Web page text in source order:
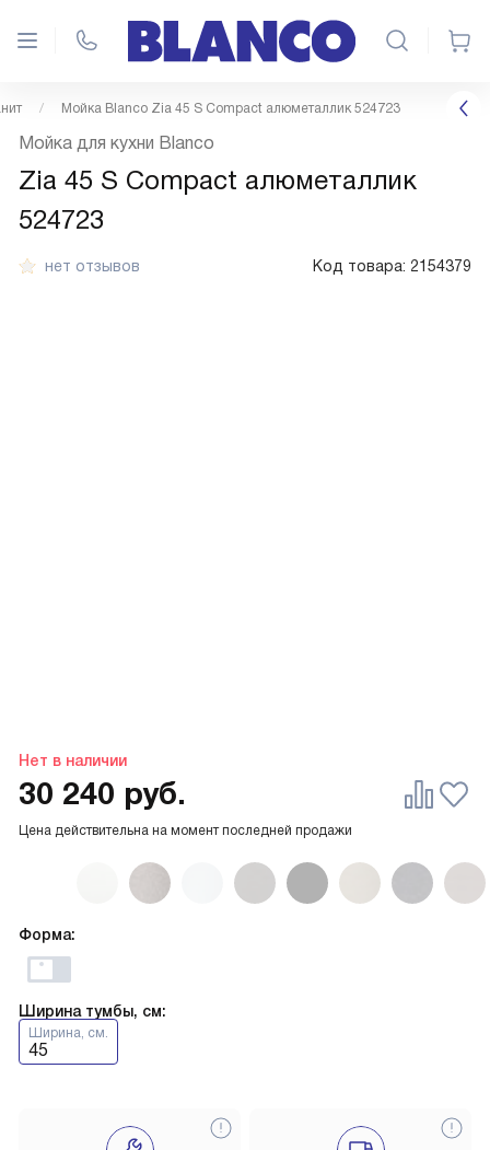
Мойка Blanco Zia 45 S Compact алюметаллик 524723
нет отзывов Код товара: 2154379
Нет в наличии
Мойка для кухни Blanco
Zia 45 S Compact алюметаллик
524723
Форма:
Ширина тумбы, см:
Ширина, см.
45
Цена действительна на момент последней продажи
30 240 руб.